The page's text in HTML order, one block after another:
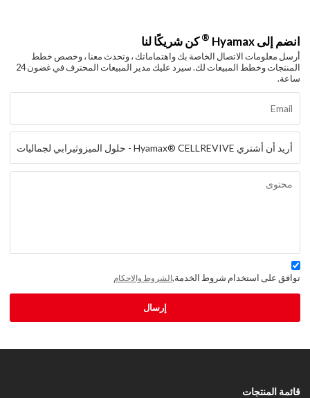
انضم إلى Hyamax ®كن شريكًا لنا
أرسل معلومات الاتصال الخاصة بك واهتماماتك ، وتحدث معنا ، وخصص خطط
المنتجات وخطط المبيعات لك. سيرد عليك مدير المبيعات المحترف في غضون 24
ساعة.
توافق على استخدام شروط الخدمة,الشروط والاحكام
إرسال
قائمة المنتجات